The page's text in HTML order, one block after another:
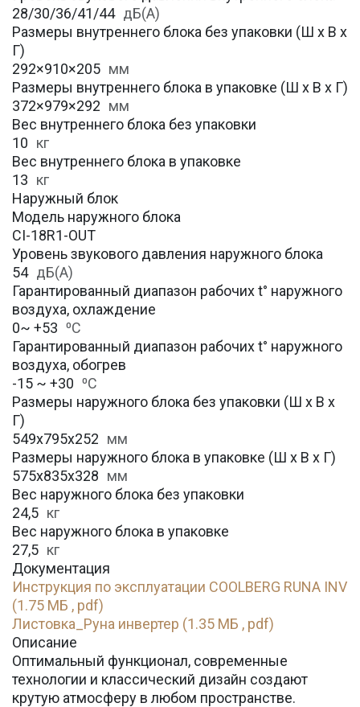
28/30/36/41/44 дБ(А)
Размеры внутреннего блока без упаковки (Ш х В х
Г)
292×910×205 мм
Размеры внутреннего блока в упаковке (Ш х В х Г)
372×979×292 мм
Вес внутреннего блока без упаковки
10 кг
Вес внутреннего блока в упаковке
13 кг
Наружный блок
Модель наружного блока
CI-18R1-OUT
Уровень звукового давления наружного блока
54 дБ(А)
Гарантированный диапазон рабочих t° наружного
воздуха, охлаждение
0~ +53 ⁰С
Гарантированный диапазон рабочих t° наружного
воздуха, обогрев
-15 ~ +30 ⁰С
Размеры наружного блока без упаковки (Ш х В х
Г)
549х795х252 мм
Размеры наружного блока в упаковке (Ш х В х Г)
575х835х328 мм
Вес наружного блока без упаковки
24,5 кг
Вес наружного блока в упаковке
27,5 кг
Документация
Инструкция по эксплуатации COOLBERG RUNA INV
(1.75 МБ , pdf)
Листовка_Руна инвертер (1.35 МБ , pdf)
Описание
Оптимальный функционал, современные
технологии и классический дизайн создают
крутую атмосферу в любом пространстве.